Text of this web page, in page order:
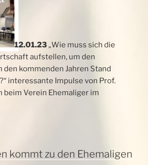
12.01.23„Wie muss sich die
aufstellen, um den
kommenden Jahren Stand
interessante Impulse von Prof.
beim Verein Ehemaliger im
kommt zu den Ehemaligen